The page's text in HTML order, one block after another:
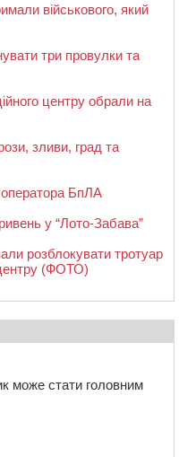
військового, який
три провулки та
центру обрали на
зливи, град та
БпЛА
у “Лото-Забава”
розблокувати тротуар
(ФОТО)
може стати головним